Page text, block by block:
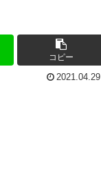
コピー
2021.04.29